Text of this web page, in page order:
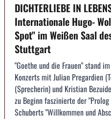
DICHTERLIEBE IN
Internationale Hugo-
Spot" im Weißen Saal
Stuttgart
"Goethe und die Frauen" stand
Konzerts mit Julian Pregardien
(Sprecherin) und Kristian
zu Beginn faszinierte der
Schuberts "Willkommen und